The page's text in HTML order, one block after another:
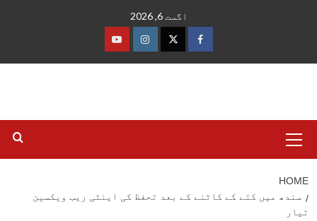
اگست 6, 2026
فیس
ٹوئٹرانسٹاگرام
یوٹیوب
Menu
HOME
سندھ میں کتے کے کاٹنے کے بعد تحفظ کی اینٹی ریب ویکسین
تیار